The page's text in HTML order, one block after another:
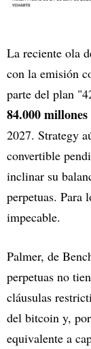
La reciente ola
con la emisión
parte del plan
84.000 millones
2027. Strategy
convertible
inclinar su
perpetuas. Para
impecable.
Palmer, de
perpetuas no
cláusulas
del bitcoin y,
equivalente a